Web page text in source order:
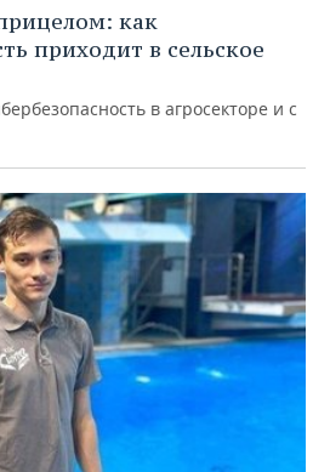
как
приходит в сельское
в агросекторе и с